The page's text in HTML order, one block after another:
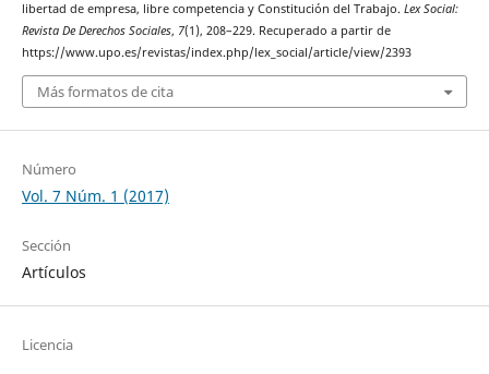
libertad de empresa, libre competencia y Constitución del Trabajo. Lex Social:
Revista De Derechos Sociales, 7(1), 208–229. Recuperado a partir de
https://www.upo.es/revistas/index.php/lex_social/article/view/2393
Más formatos de cita
Número
Vol. 7 Núm. 1 (2017)
Sección
Artículos
Licencia